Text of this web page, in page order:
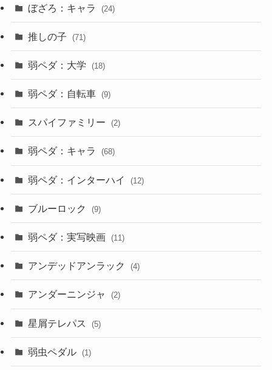
ぼざろ：キャラ (24)
推しの子 (71)
弱ペダ：大学 (18)
弱ペダ：自転車 (9)
スパイファミリー (2)
弱ペダ：キャラ (68)
弱ペダ：インターハイ (12)
ブルーロック (9)
弱ペダ：実写映画 (11)
アンデッドアンラック (4)
アンダーニンジャ (2)
星屑テレパス (5)
弱虫ペダル (1)